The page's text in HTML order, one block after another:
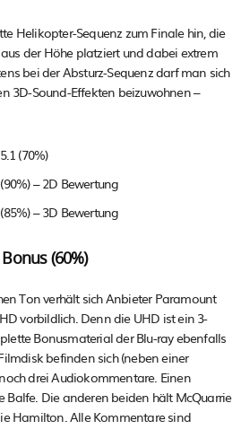
Helikopter-Sequenz zum Finale hin, die
der Höhe platziert und dabei extrem
bei der Absturz-Sequenz darf man sich
3D-Sound-Effekten beizuwohnen –
(70%)
– 2D Bewertung
– 3D Bewertung
Bonus (60%)
Ton verhält sich Anbieter Paramount
vorbildlich. Denn die UHD ist ein 3-
Bonusmaterial der Blu-ray ebenfalls
befinden sich (neben einer
drei Audiokommentare. Einen
Balfe. Die anderen beiden hält McQuarrie
Hamilton. Alle Kommentare sind